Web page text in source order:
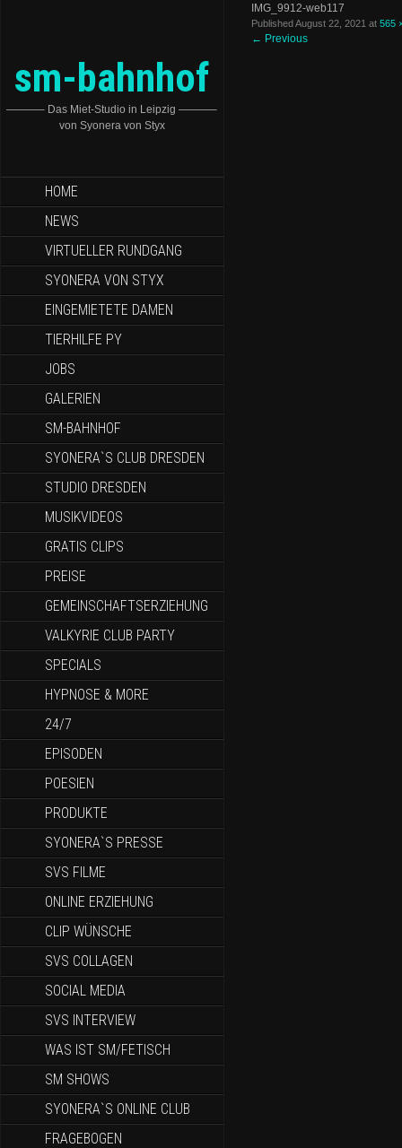
sm-bahnhof
———– Das Miet-Studio in Leipzig ———–
von Syonera von Styx
HOME
NEWS
VIRTUELLER RUNDGANG
SYONERA VON STYX
EINGEMIETETE DAMEN
TIERHILFE PY
JOBS
GALERIEN
SM-BAHNHOF
SYONERA`S CLUB DRESDEN
STUDIO DRESDEN
MUSIKVIDEOS
GRATIS CLIPS
PREISE
GEMEINSCHAFTSERZIEHUNG
VALKYRIE CLUB PARTY
SPECIALS
HYPNOSE & MORE
24/7
EPISODEN
POESIEN
PRODUKTE
SYONERA`S PRESSE
SVS FILME
ONLINE ERZIEHUNG
CLIP WÜNSCHE
SVS COLLAGEN
SOCIAL MEDIA
SVS INTERVIEW
WAS IST SM/FETISCH
SM SHOWS
SYONERA`S ONLINE CLUB
FRAGEBOGEN
IMG_9912-web117
PublishedAugust 22, 2021 at 565
← Previous